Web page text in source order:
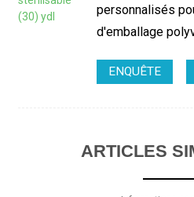
personnalisés
d'emballage
ENQUÊTE
ARTICLES